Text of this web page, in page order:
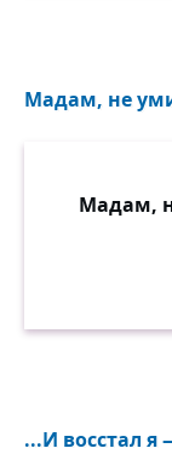
Мадам, не
Мадам,
...И восстал